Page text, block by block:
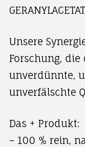
Unsere
Forschung,
unverdünnte,
unverfälschte
Das + Produkt:
– 100 % rein,